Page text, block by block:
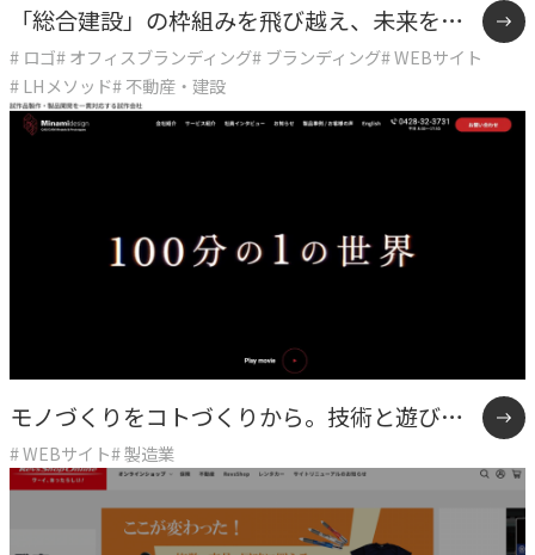
noNego
適正価格を守る仕組みに
スルスル解析
私たちのビジョン、理念、カルチャーをご紹介します。
ビジョン
目指す未来の姿
私たちが​描く​理想
「総合建設」の枠組みを飛び越え、未来をデ
ザインする多角化複合体へ。確かな仕事の美
学と「余白」を体現したASITAKAのリブラン
# ロゴ# オフィスブランディング# ブランディング# WEBサイト
# LHメソッド# 不動産・建設
モノづくりをコトづくりから。技術と遊び心
で伴走するソリューションサイト
# WEBサイト# 製造業